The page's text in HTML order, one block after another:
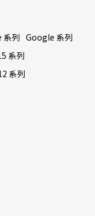
系列 Google 系列
系列
系列